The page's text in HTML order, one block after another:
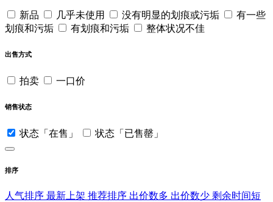
新品 几乎未使用 没有明显的划痕或污垢
有一些
划痕和污垢
有划痕和污垢 整体状况不佳
出售方式
拍卖 一口价
销售状态
状态「在售」 状态「已售罄」
排序
人气排序 最新上架 推荐排序 出价数多 出价数少 剩余时间短